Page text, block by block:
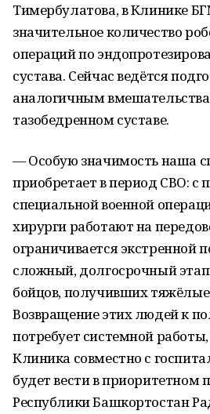
Тимербулатова, в Клинике
значительное количество
операций по
сустава. Сейчас ведётся
аналогичным
тазобедренном суставе.
— Особую значимость наша
приобретает в период СВО: с
специальной военной
хирурги работают на
ограничивается экстренной
сложный, долгосрочный
бойцов, получивших
Возвращение этих людей к
потребует системной
Клиника совместно с
будет вести в приоритетном
Республики Башкортостан